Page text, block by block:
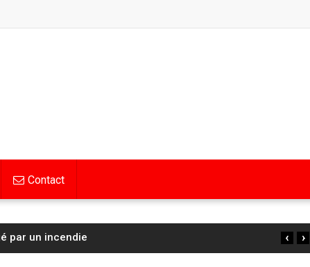
Contact
la Française Cédrine Kerbaol deuxième de la 6ᵉ ›
‹